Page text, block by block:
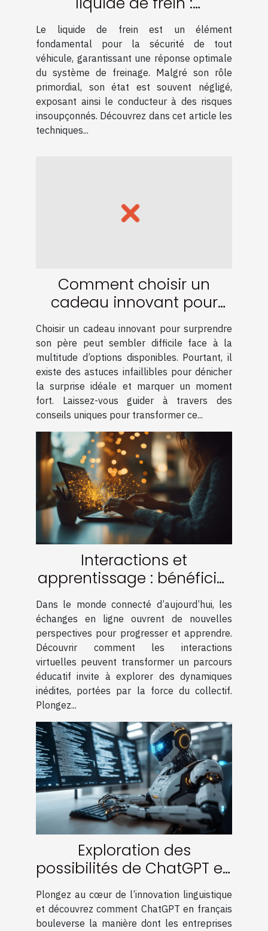
Techniques et conseils
Le liquide de frein est un élément
fondamental pour la sécurité de tout
véhicule, garantissant une réponse optimale
du système de freinage. Malgré son rôle
primordial, son état est souvent négligé,
exposant ainsi le conducteur à des risques
insoupçonnés. Découvrez dans cet article les
techniques...
Comment choisir un
cadeau innovant pour
surprendre son père
Choisir un cadeau innovant pour surprendre
son père peut sembler difficile face à la
multitude d’options disponibles. Pourtant, il
existe des astuces infaillibles pour dénicher
la surprise idéale et marquer un moment
fort. Laissez-vous guider à travers des
conseils uniques pour transformer ce...
Interactions et
apprentissage : bénéficier
de la communauté en
ligne
Dans le monde connecté d’aujourd’hui, les
échanges en ligne ouvrent de nouvelles
perspectives pour progresser et apprendre.
Découvrir comment les interactions
virtuelles peuvent transformer un parcours
éducatif invite à explorer des dynamiques
inédites, portées par la force du collectif.
Plongez...
Exploration des
possibilités de ChatGPT en
français pour les
entreprises locales
Plongez au cœur de l’innovation linguistique
et découvrez comment ChatGPT en français
bouleverse la manière dont les entreprises